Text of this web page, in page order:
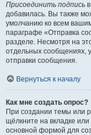
Присоединить подпись
добавилась. Вы также
умолчанию ко всем
параграфе «Отправка
разделе. Несмотря на
отдельных сообщениях,
отправки сообщения.
Вернуться к началу
Как мне создать опрос?
При создании темы или
щёлкните на вкладке
основной формой для